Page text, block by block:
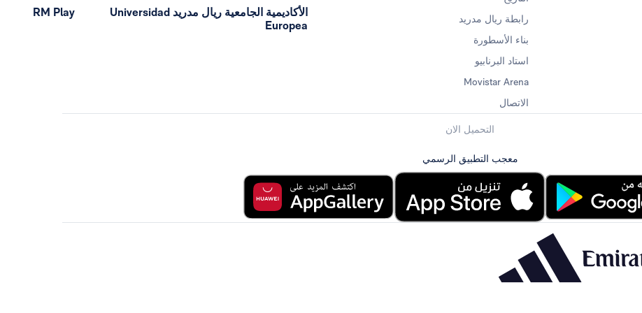
رابطة ريال مدريد
بناء الأسطورة
استاد البرنابيو
Movistar Arena
الاتصال
الأكاديمية الجامعية ريال مدريد Universidad
Europea
RM Play
التحميل الان
معجب التطبيق الرسمي